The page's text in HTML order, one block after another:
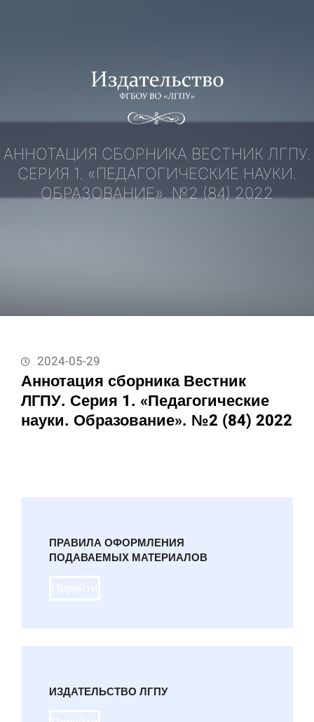
АННОТАЦИЯ СБОРНИКА ВЕСТНИК ЛГПУ.
СЕРИЯ 1. «ПЕДАГОГИЧЕСКИЕ НАУКИ.
ОБРАЗОВАНИЕ». №2 (84) 2022
2024-05-29
Аннотация сборника Вестник
ЛГПУ. Серия 1. «Педагогические
науки. Образование». №2 (84) 2022
ПРАВИЛА ОФОРМЛЕНИЯ
ПОДАВАЕМЫХ МАТЕРИАЛОВ
ИЗДАТЕЛЬСТВО ЛГПУ